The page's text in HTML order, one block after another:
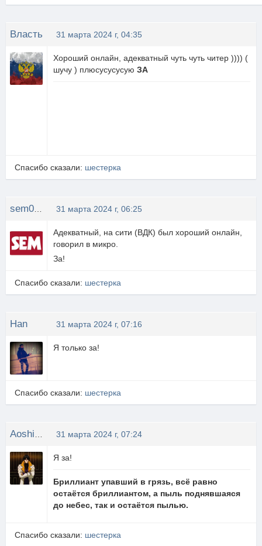
Власть 31 марта 2024 г, 04:35
Хороший онлайн, адекватный чуть чуть читер )))) (
шучу ) плюсусусусуюЗА
Спасибо сказали: шестерка
31 марта 2024 г, 06:25
Адекватный, на сити (ВДК) был хороший онлайн,
говорил в микро.
За!
Спасибо сказали: шестерка
Han 31 марта 2024 г, 07:16
Я только за!
Спасибо сказали: шестерка
31 марта 2024 г, 07:24
Я за!
Бриллиант упавший в грязь, всё равно
остаётся бриллиантом, а пыль поднявшаяся
до небес, так и остаётся пылью.
Спасибо сказали: шестерка